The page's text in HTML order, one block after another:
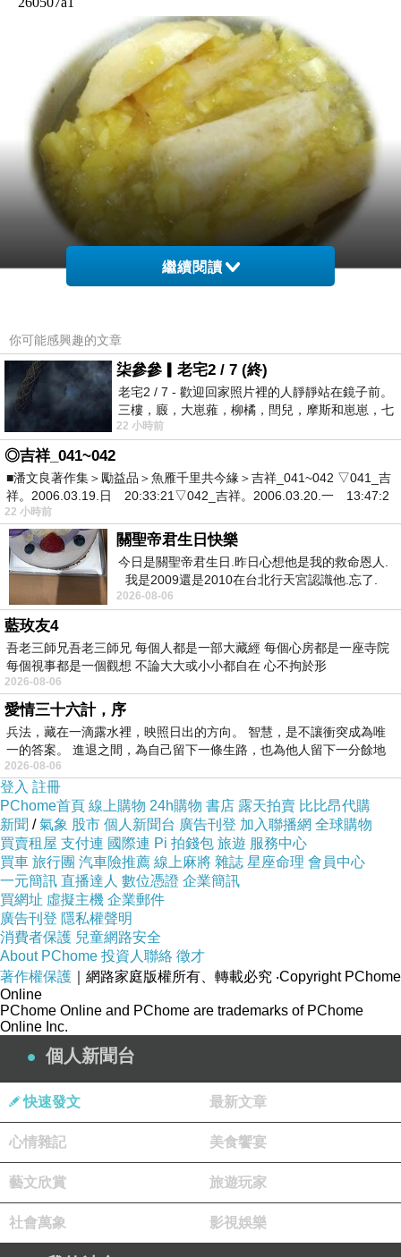
260507a2
260507a3
◆ 餵好胃--食好詩！ ◆
紅塵光景事如何。擾擾利名多。
若問儂家活計，扁舟小笠輕蓑。
一尊美酒，一輪皓月，一弄山歌。
選甚掀天白浪，未如人世風波。
繼續閱讀
你可能感興趣的文章
柒參參▎老宅2 / 7 (終)
老宅2 / 7 - 歡迎回家照片裡的人靜靜站在鏡子前。
三樓，廄，大崽蕥，柳橘，閆兒，摩斯和崽崽，七
個人整整齊齊地站在鏡框之外，如同
22 小時前
◎吉祥_041~042
■潘文良著作集＞勵益品＞魚雁千里共今緣＞吉祥_041~042 ▽041_吉
祥。2006.03.19.日 20:33:21▽042_吉祥。2006.03.20.一 13:47:2
22 小時前
關聖帝君生日快樂
今日是關聖帝君生日.昨日心想他是我的救命恩人.
我是2009還是2010在台北行天宮認識他.忘了.
一個奇摩交友的網友學
2026-08-06
藍玫友4
吾老三師兄吾老三師兄 每個人都是一部大藏經 每個心房都是一座寺院
每個視事都是一個觀想 不論大大或小小都自在 心不拘於形
2026-08-06
愛情三十六計，序
兵法，藏在一滴露水裡，映照日出的方向。 智慧，是不讓衝突成為唯
一的答案。 進退之間，為自己留下一條生路，也為他人留下一分餘地
2026-08-06
登入 註冊
PChome首頁 線上購物 24h購物 書店 露天拍賣 比比昂代購
新聞 /氣象 股市 個人新聞台 廣告刊登 加入聯播網 全球購物
買賣租屋 支付連 國際連 Pi 拍錢包 旅遊 服務中心
買車 旅行團 汽車險推薦 線上麻將 雜誌 星座命理 會員中心
一元簡訊 直播達人 數位憑證 企業簡訊
買網址 虛擬主機 企業郵件
廣告刊登 隱私權聲明
消費者保護 兒童網路安全
About PChome 投資人聯絡 徵才
著作權保護 ｜網路家庭版權所有、轉載必究 ‧Copyright PChome
Online
PChome Online and PChome are trademarks of PChome
Online Inc.
個人新聞台
快速發文 最新文章
心情雜記 美食饗宴
藝文欣賞 旅遊玩家
社會萬象 影視娛樂